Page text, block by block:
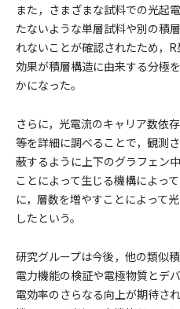
また，さまざまな試料での光起
たないような単層試料や別の積
れないことが確認されたため，
効果が積層構造に由来する分極
かになった。
さらに，光電流のキャリア数依
等を詳細に調べることで，観測
蔽するように上下のグラフェン
ことによって生じる機構によっ
に，層数を増やすことによって
したという。
研究グループは今後，他の類似
電力機能の検証や電極物質とデ
電効率のさらなる向上が期待さ